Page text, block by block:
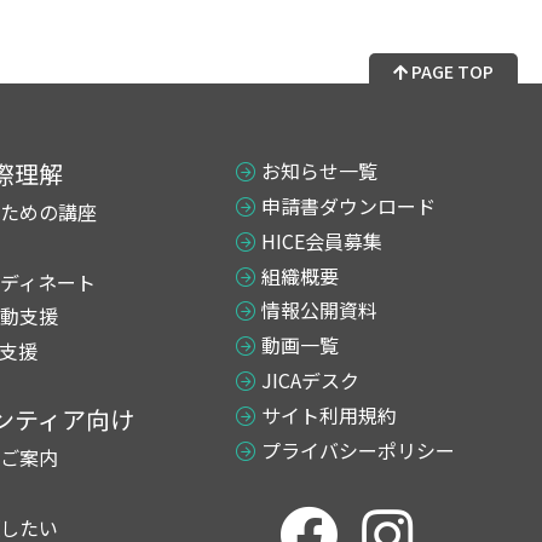
PAGE TOP
理解
めの講座
ィネート
支援
援
ティア向け
案内
たい
お知らせ一覧
申請書ダウンロード
HICE会員募集
組織概要
情報公開資料
動画一覧
JICAデスク
サイト利用規約
プライバシーポリシー